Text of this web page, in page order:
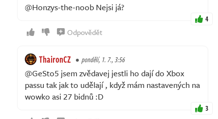
@Honzys-the-noob Nejsi já?
4
Odpovědět
ThaironCZ pondělí, 1. 7., 3:56
@GeSto5 jsem zvědavej jestli ho dají do Xbox
passu tak jak to udělají , když mám nastavených na
wowko asi 27 bidnů :D
3